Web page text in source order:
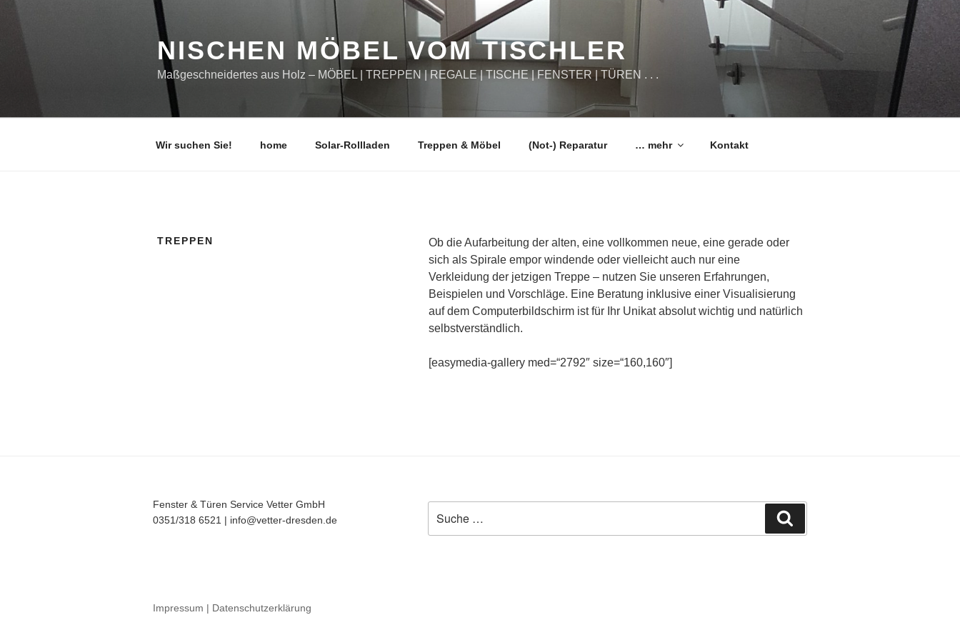
NISCHEN MÖBEL VOM TISCHLER
Maßgeschneidertes aus Holz – MÖBEL | TREPPEN | REGALE | TISCHE | FENSTER | TÜREN . . .
Wir suchen Sie! home Solar-Rollladen Treppen & Möbel (Not-) Reparatur … mehr Kontakt
TREPPEN
Ob die Aufarbeitung der alten, eine vollkommen neue, eine gerade oder
sich als Spirale empor windende oder vielleicht auch nur eine
Verkleidung der jetzigen Treppe – nutzen Sie unseren Erfahrungen,
Beispielen und Vorschläge. Eine Beratung inklusive einer Visualisierung
auf dem Computerbildschirm ist für Ihr Unikat absolut wichtig und natürlich
selbstverständlich.
[easymedia-gallery med=“2792″ size=“160,160″]
Fenster & Türen Service Vetter GmbH
0351/318 6521 | info@vetter-dresden.de
nach:
Impressum | Datenschutzerklärung